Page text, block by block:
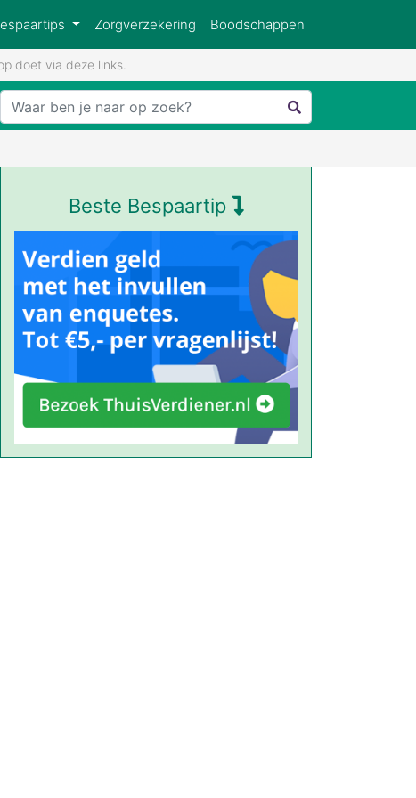
Zorgverzekering Boodschappen
doet via deze links.
Beste Bespaartip